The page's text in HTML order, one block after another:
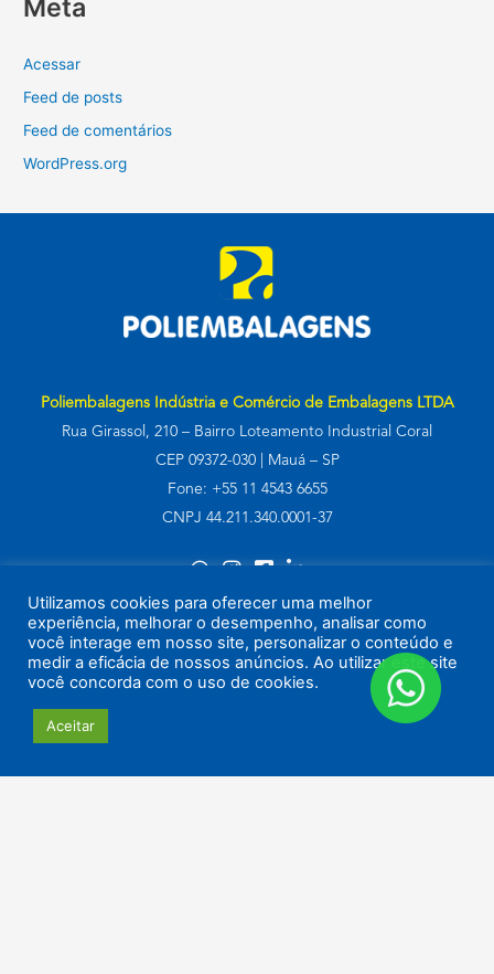
Meta
Acessar
Feed de posts
Feed de comentários
WordPress.org
Poliembalagens Indústria e Comércio de Embalagens LTDA
Rua Girassol, 210 – Bairro Loteamento Industrial Coral
CEP 09372-030 | Mauá – SP
Fone: +55 11 4543 6655
CNPJ 44.211.340.0001-37
© 2022 por Criativoria
Utilizamos cookies para oferecer uma melhor
experiência, melhorar o desempenho, analisar como
você interage em nosso site, personalizar o conteúdo e
medir a eficácia de nossos anúncios. Ao utilizar este site
você concorda com o uso de cookies.
Aceitar